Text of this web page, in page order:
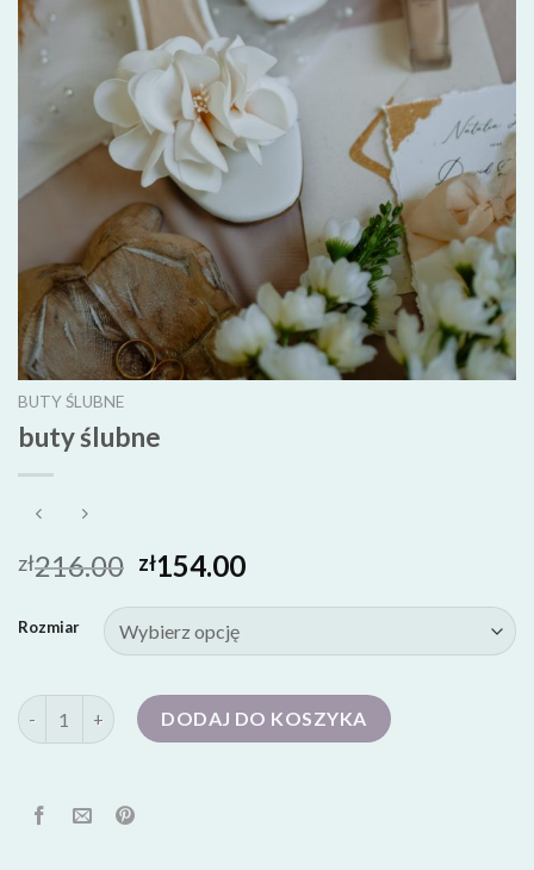
BUTY ŚLUBNE
buty ślubne
zł216.00 zł154.00
Rozmiar
ilość buty ślubne DODAJ DO KOSZYKA